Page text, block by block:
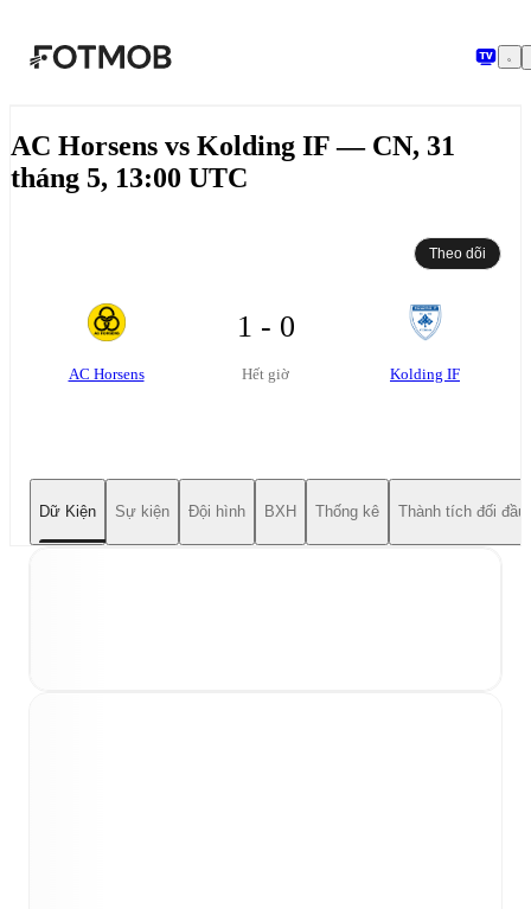
AC Horsens vs Kolding IF — CN, 31
tháng 5, 13:00 UTC
Theo dõi
AC Horsens
1 - 0
Hết giờ Kolding IF
Dữ Kiện Sự kiện Đội hình BXH Thống kê Thành tích đối đầu